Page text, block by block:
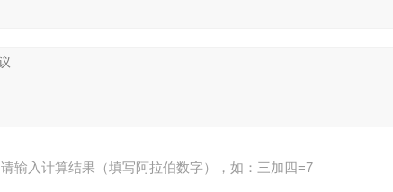
请输入计算结果（填写阿拉伯数字），如：三加四=7